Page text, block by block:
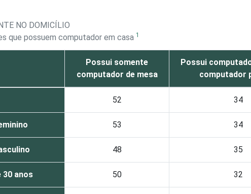
NO DOMICÍLIO
que possuem computador em casa 1
Possui somente
computador de mesa
Possui
computador
52 34
53 34
48 35
30 anos 50 32